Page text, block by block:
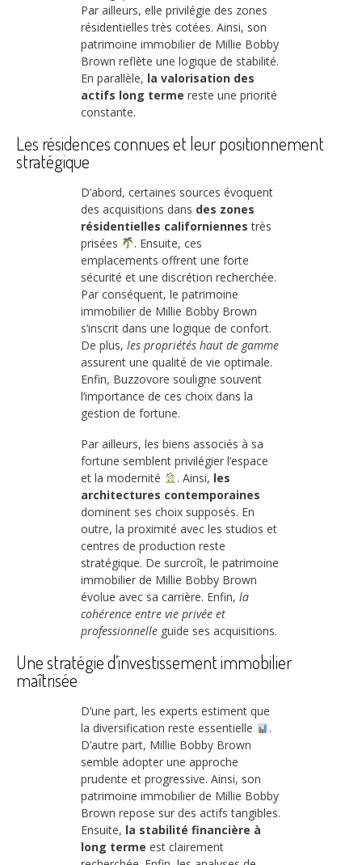
Par ailleurs, elle privilégie des zones
résidentielles très cotées. Ainsi, son
patrimoine immobilier de Millie Bobby
Brown reflète une logique de stabilité.
En parallèle, la valorisation des
actifs long terme reste une priorité
constante.
Les résidences connues et leur positionnement
stratégique
D’abord, certaines sources évoquent
des acquisitions dans des zones
résidentielles californiennes très
prisées
. Ensuite, ces
emplacements offrent une forte
sécurité et une discrétion recherchée.
Par conséquent, le patrimoine
immobilier de Millie Bobby Brown
s’inscrit dans une logique de confort.
De plus, les propriétés haut de gamme
assurent une qualité de vie optimale.
Enfin, Buzzovore souligne souvent
l’importance de ces choix dans la
gestion de fortune.
Par ailleurs, les biens associés à sa
fortune semblent privilégier l’espace
et la modernité
. Ainsi, les
architectures contemporaines
dominent ses choix supposés. En
outre, la proximité avec les studios et
centres de production reste
stratégique. De surcroît, le patrimoine
immobilier de Millie Bobby Brown
évolue avec sa carrière. Enfin, la
cohérence entre vie privée et
professionnelle guide ses acquisitions.
Une stratégie d’investissement immobilier
maîtrisée
D’une part, les experts estiment que
la diversification reste essentielle
.
D’autre part, Millie Bobby Brown
semble adopter une approche
prudente et progressive. Ainsi, son
patrimoine immobilier de Millie Bobby
Brown repose sur des actifs tangibles.
Ensuite, la stabilité financière à
long terme est clairement